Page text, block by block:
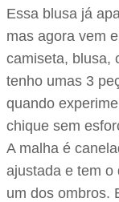
Essa blusa já
mas agora vem
camiseta, blusa,
tenho umas 3
quando
chique sem
A malha é
ajustada e tem o
um dos ombros.